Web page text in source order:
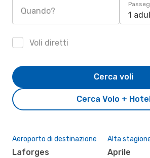
Quando? 1
Voli diretti
Cerca Volo +
Cerca voli
Aeroporto di destinazione
Laforges
Alta
aprile